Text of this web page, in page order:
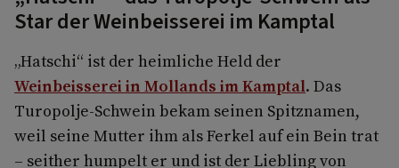
Star der Weinbeisserei im Kamptal
„Hatschi“ ist der heimliche Held der
Weinbeisserei in Mollands im Kamptal. Das
Turopolje-Schwein bekam seinen Spitznamen,
weil seine Mutter ihm als Ferkel auf ein Bein trat
– seither humpelt er und ist der Liebling von